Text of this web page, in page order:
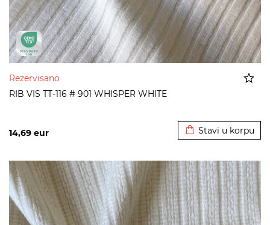
Rezervisano
RIB VIS TT-116 # 901 WHISPER WHITE
14,69 eur Stavi u korpu